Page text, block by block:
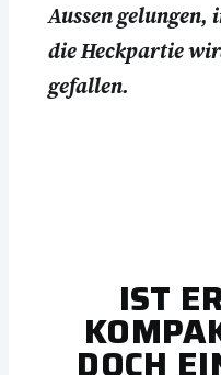
Aussen gelungen,
die Heckpartie
gefallen.
IST